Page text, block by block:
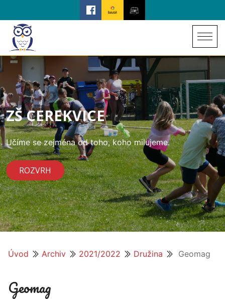
ZŠ CEREKVICE
Učíme se zejména od toho, koho milujeme.
ROZVRH
Úvod Archiv 2021/2022 Družina Geomag
Geomag